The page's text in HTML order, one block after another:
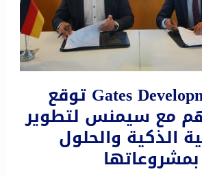
شركة Gates Developments توقع
مع سيمنس لتطوير
الذكية والحلول
بمشروعاتها